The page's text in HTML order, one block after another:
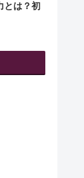
とは？初